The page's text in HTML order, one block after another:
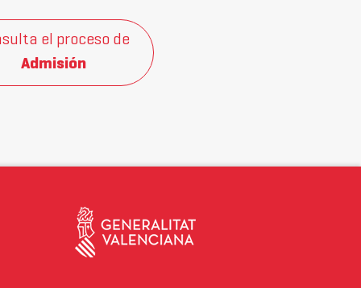
el proceso de
Admisión